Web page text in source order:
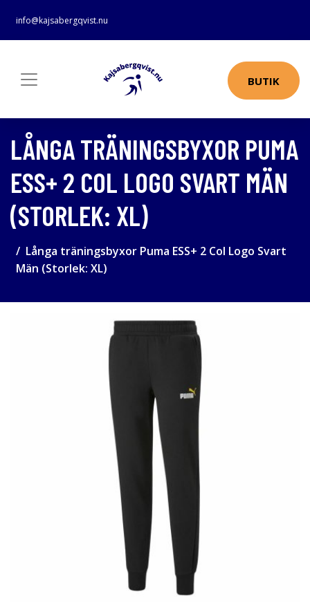
info@kajsabergqvist.nu
BUTIK
LÅNGA TRÄNINGSBYXOR PUMA
ESS+ 2 COL LOGO SVART MÄN
(STORLEK: XL)
Långa träningsbyxor Puma ESS+ 2 Col Logo Svart
Män (Storlek: XL)